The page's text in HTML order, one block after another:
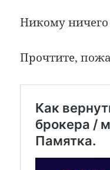
Никому ничего
Прочтите,